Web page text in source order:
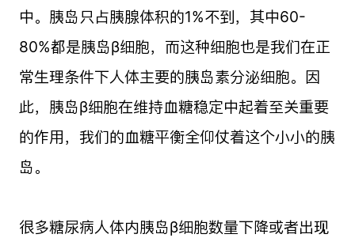
中。胰岛只占胰腺体积的1%不到，其中60-
80%都是胰岛β细胞，而这种细胞也是我们在正
常生理条件下人体主要的胰岛素分泌细胞。因
此，胰岛β细胞在维持血糖稳定中起着至关重要
的作用，我们的血糖平衡全仰仗着这个小小的胰
岛。
很多糖尿病人体内胰岛β细胞数量下降或者出现